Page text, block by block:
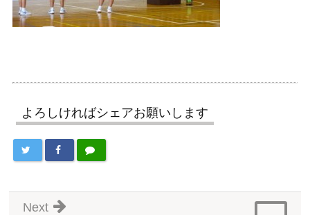
よろしければシェアお願いします
Next